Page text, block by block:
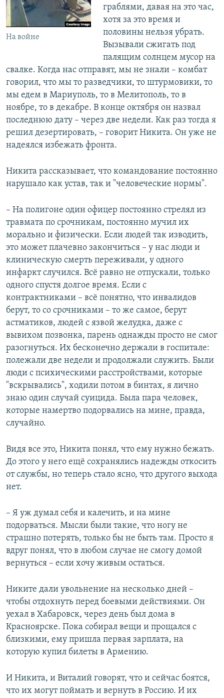
На войне
граблями, давая на это час,
хотя за это время и
половины нельзя убрать.
Вызывали сжигать под
палящим солнцем мусор на
свалке. Когда нас отправят, мы не знали – комбат
говорил, что мы то разведчики, то штурмовики, то
мы едем в Мариуполь, то в Мелитополь, то в
ноябре, то в декабре. В конце октября он назвал
последнюю дату – через две недели. Как раз тогда я
решил дезертировать, – говорит Никита. Он уже не
надеялся избежать фронта.
Никита рассказывает, что командование постоянно
нарушало как устав, так и "человеческие нормы".
– На полигоне один офицер постоянно стрелял из
травмата по срочникам, постоянно мучил их
морально и физически. Если людей так изводить,
это может плачевно закончиться – у нас люди и
клиническую смерть переживали, у одного
инфаркт случился. Всё равно не отпускали, только
одного спустя долгое время. Если с
контрактниками – всё понятно, что инвалидов
берут, то со срочниками – то же самое, берут
астматиков, людей с язвой желудка, даже с
вывихом позвонка, парень однажды просто не смог
разогнуться. Их бесконечно держали в госпитале:
полежали две недели и продолжали служить. Были
люди с психическими расстройствами, которые
"вскрывались", ходили потом в бинтах, я лично
знаю один случай суицида. Была пара человек,
которые намертво подорвались на мине, правда,
случайно.
Видя все это, Никита понял, что ему нужно бежать.
До этого у него ещё сохранялись надежды откосить
от службы, но теперь стало ясно, что другого выхода
нет.
– Я уж думал себя и калечить, и на мине
подорваться. Мысли были такие, что ногу не
страшно потерять, только бы не быть там. Просто я
вдруг понял, что в любом случае не смогу домой
вернуться – если хочу живым остаться.
Никите дали увольнение на несколько дней –
чтобы отдохнуть перед боевыми действиями. Он
уехал в Хабаровск, через день был дома в
Красноярске. Пока собирал вещи и прощался с
близкими, ему пришла первая зарплата, на
которую купил билеты в Армению.
И Никита, и Виталий говорят, что и сейчас боятся,
что их могут поймать и вернуть в Россию. И их